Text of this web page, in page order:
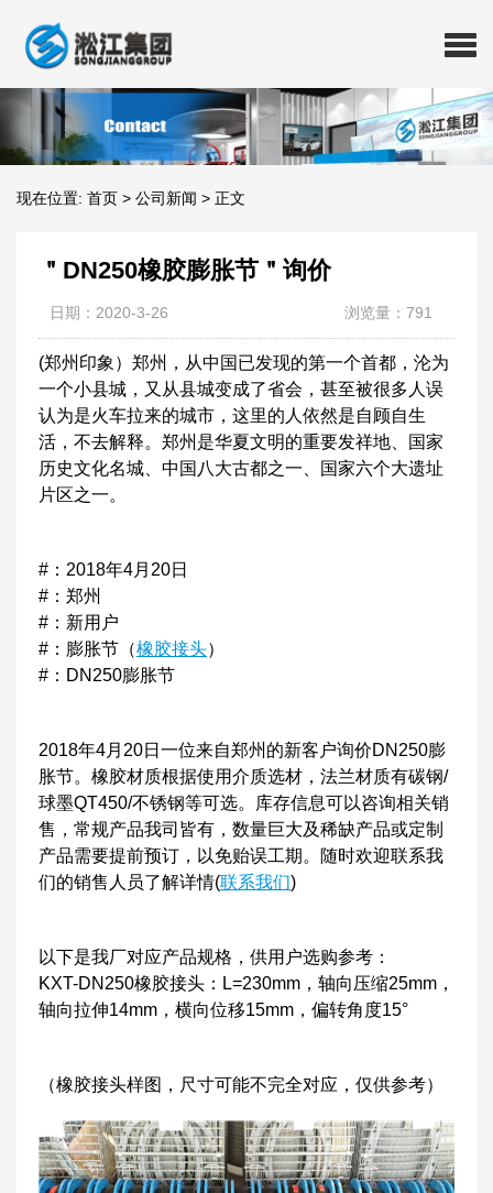
现在位置: 首页 > 公司新闻 > 正文
＂DN250橡胶膨胀节＂询价
日期：2020-3-26 浏览量：791
(郑州印象）郑州，从中国已发现的第一个首都，沦为
一个小县城，又从县城变成了省会，甚至被很多人误
认为是火车拉来的城市，这里的人依然是自顾自生
活，不去解释。郑州是华夏文明的重要发祥地、国家
历史文化名城、中国八大古都之一、国家六个大遗址
片区之一。
#：2018年4月20日
#：郑州
#：新用户
#：膨胀节（橡胶接头）
#：DN250膨胀节
2018年4月20日一位来自郑州的新客户询价DN250膨
胀节。橡胶材质根据使用介质选材，法兰材质有碳钢/
球墨QT450/不锈钢等可选。库存信息可以咨询相关销
售，常规产品我司皆有，数量巨大及稀缺产品或定制
产品需要提前预订，以免贻误工期。随时欢迎联系我
们的销售人员了解详情(联系我们)
以下是我厂对应产品规格，供用户选购参考：
KXT-DN250橡胶接头：L=230mm，轴向压缩25mm，
轴向拉伸14mm，横向位移15mm，偏转角度15°
（橡胶接头样图，尺寸可能不完全对应，仅供参考）